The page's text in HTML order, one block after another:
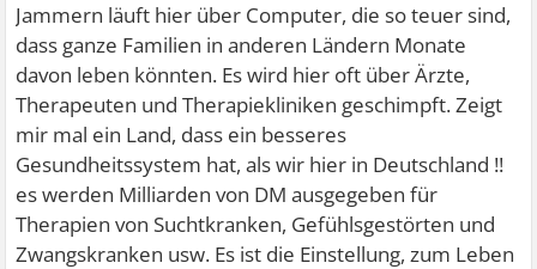
Jammern läuft hier über Computer, die so teuer sind,
dass ganze Familien in anderen Ländern Monate
davon leben könnten. Es wird hier oft über Ärzte,
Therapeuten und Therapiekliniken geschimpft. Zeigt
mir mal ein Land, dass ein besseres
Gesundheitssystem hat, als wir hier in Deutschland !!
es werden Milliarden von DM ausgegeben für
Therapien von Suchtkranken, Gefühlsgestörten und
Zwangskranken usw. Es ist die Einstellung, zum Leben